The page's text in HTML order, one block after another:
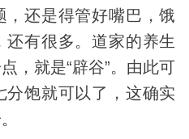
，还是得管好嘴巴，饿
有很多。道家的养生
，就是“辟谷”。由此可
分饱就可以了，这确实